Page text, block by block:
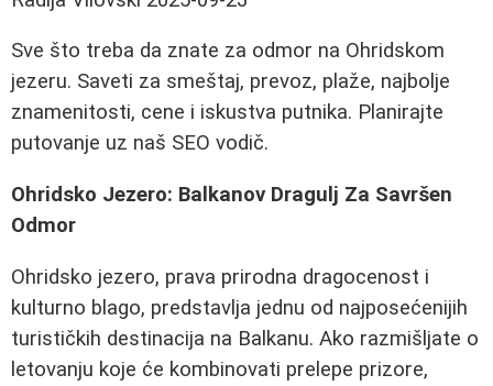
Sve što treba da znate za odmor na Ohridskom
jezeru. Saveti za smeštaj, prevoz, plaže, najbolje
znamenitosti, cene i iskustva putnika. Planirajte
putovanje uz naš SEO vodič.
Ohridsko Jezero: Balkanov Dragulj Za Savršen
Odmor
Ohridsko jezero, prava prirodna dragocenost i
kulturno blago, predstavlja jednu od najposećenijih
turističkih destinacija na Balkanu. Ako razmišljate o
letovanju koje će kombinovati prelepe prizore,